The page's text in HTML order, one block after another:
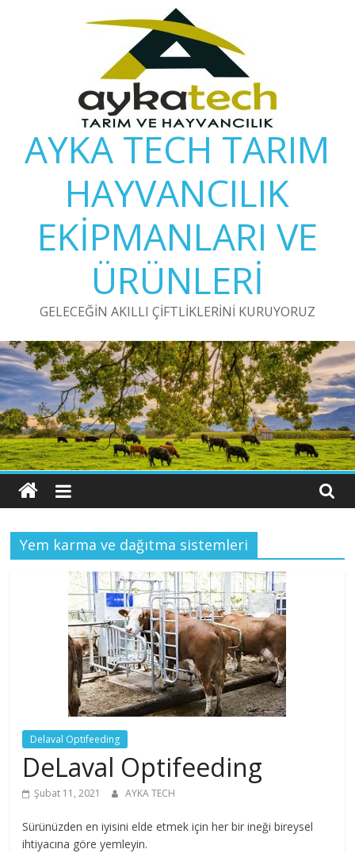
AYKA TECH TARIM
HAYVANCILIK
EKİPMANLARI VE
ÜRÜNLERİ
GELECEĞİN AKILLI ÇİFTLİKLERİNİ KURUYORUZ
Yem karma ve dağıtma sistemleri
Delaval Optifeeding
DeLaval Optifeeding
Şubat 11, 2021 AYKA TECH
Sürünüzden en iyisini elde etmek için her bir ineği bireysel
ihtiyacına göre yemleyin.